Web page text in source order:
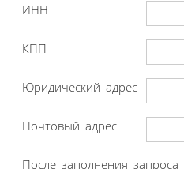
ИНН
КПП
Юридический адрес
Почтовый адрес
После заполнения